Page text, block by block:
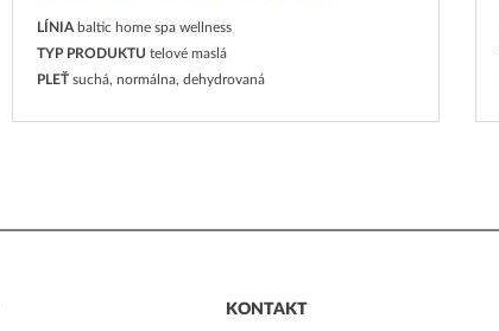
LÍNIA baltic home spa wellness
TYP PRODUKTU telové maslá
PLEŤ suchá, normálna, dehydrovaná
KONTAKT